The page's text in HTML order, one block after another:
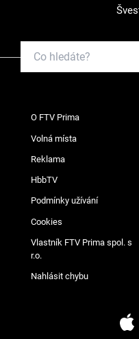
O FTV Prima
Volná místa
Reklama
HbbTV
Podmínky užívání
Cookies
Vlastník FTV Prima spol. s
r.o.
Nahlásit chybu